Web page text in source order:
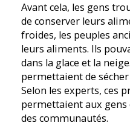
Avant cela, les gens
de conserver leurs
froides, les peuples
leurs aliments. Ils
dans la glace et la
permettaient de
Selon les experts, ces
permettaient aux gens
des communautés.